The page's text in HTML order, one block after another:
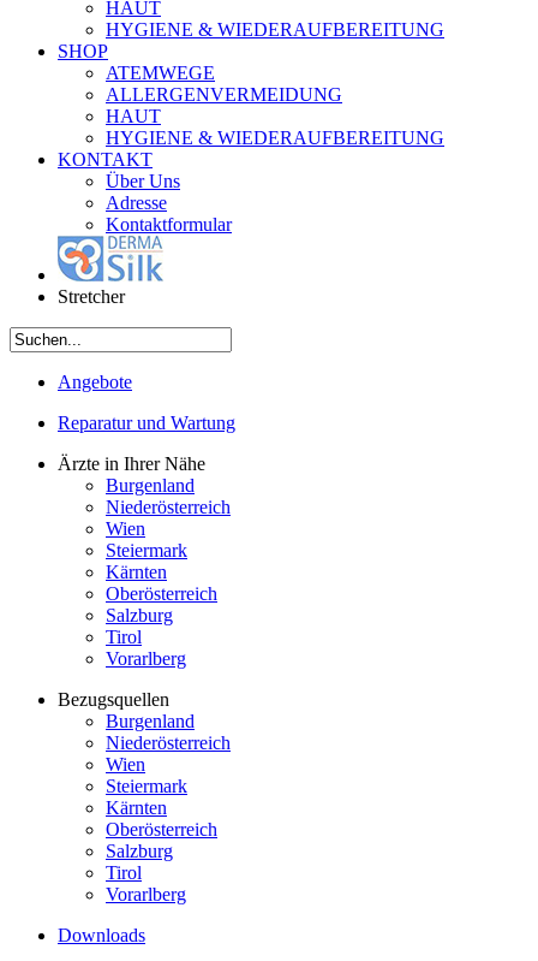
HAUT
HYGIENE & WIEDERAUFBEREITUNG
SHOP
ATEMWEGE
ALLERGENVERMEIDUNG
HAUT
HYGIENE & WIEDERAUFBEREITUNG
KONTAKT
Über Uns
Adresse
Kontaktformular
Stretcher
Angebote
Reparatur und Wartung
Ärzte in Ihrer Nähe
Burgenland
Niederösterreich
Wien
Steiermark
Kärnten
Oberösterreich
Salzburg
Tirol
Vorarlberg
Bezugsquellen
Burgenland
Niederösterreich
Wien
Steiermark
Kärnten
Oberösterreich
Salzburg
Tirol
Vorarlberg
Downloads